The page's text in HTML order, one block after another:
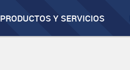
PRODUCTOS Y SERVICIOS